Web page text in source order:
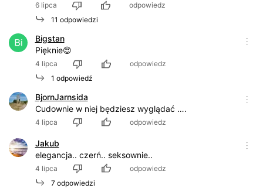
6 lipca
odpowiedz
11 odpowiedzi
Bigstan
Pięknie😍
4 lipca
odpowiedz
1 odpowiedź
BjornJarnsida
Cudownie w niej będziesz wyglądać ….
4 lipca odpowiedz
Jakub
elegancja.. czerń.. seksownie..
4 lipca
odpowiedz
7 odpowiedzi